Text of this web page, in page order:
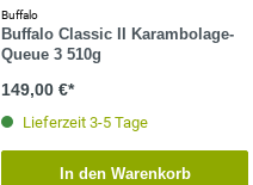
Buffalo
Buffalo Classic II Karambolage-
Queue 3 510g
149,00 €*
Lieferzeit 3-5 Tage
In den Warenkorb